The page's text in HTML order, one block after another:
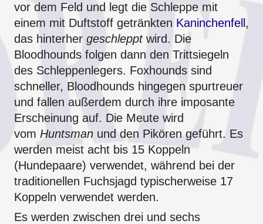
vor dem Feld und legt die Schleppe mit
einem mit Duftstoff getränkten Kaninchenfell ,
das hinterher geschlepptwird. Die
Bloodhounds folgen dann den Trittsiegeln
des Schleppenlegers. Foxhounds sind
schneller, Bloodhounds hingegen spurtreuer
und fallen außerdem durch ihre imposante
Erscheinung auf. Die Meute wird
vom Huntsman und den Pikören geführt. Es
werden meist acht bis 15 Koppeln
(Hundepaare) verwendet, während bei der
traditionellen Fuchsjagd typischerweise 17
Koppeln verwendet werden.
Es werden zwischen drei und sechs